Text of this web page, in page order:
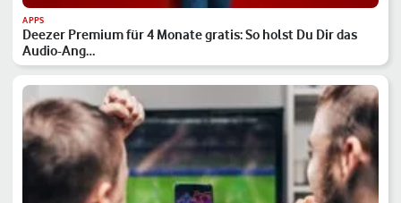
APPS
Deezer Premium für 4 Monate gratis: So holst Du Dir das
Audio-Ang…